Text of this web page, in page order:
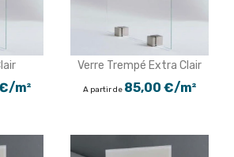
m²
Verre Trempé Extra Clair
A partir de 85,00 €/m²